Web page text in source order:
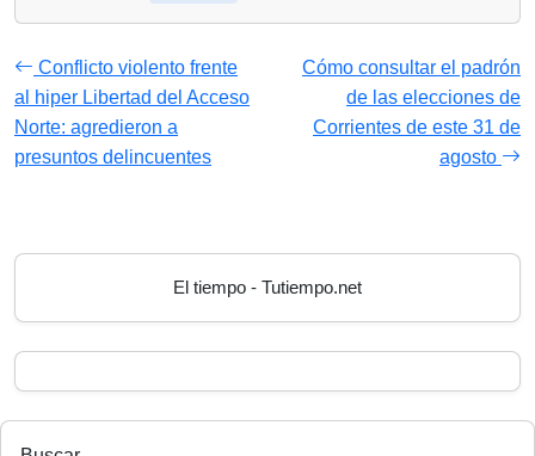
Conflicto violento frente
al hiper Libertad del Acceso
Norte: agredieron a
presuntos delincuentes
Cómo consultar el padrón
de las elecciones de
Corrientes de este 31 de
agosto
El tiempo - Tutiempo.net